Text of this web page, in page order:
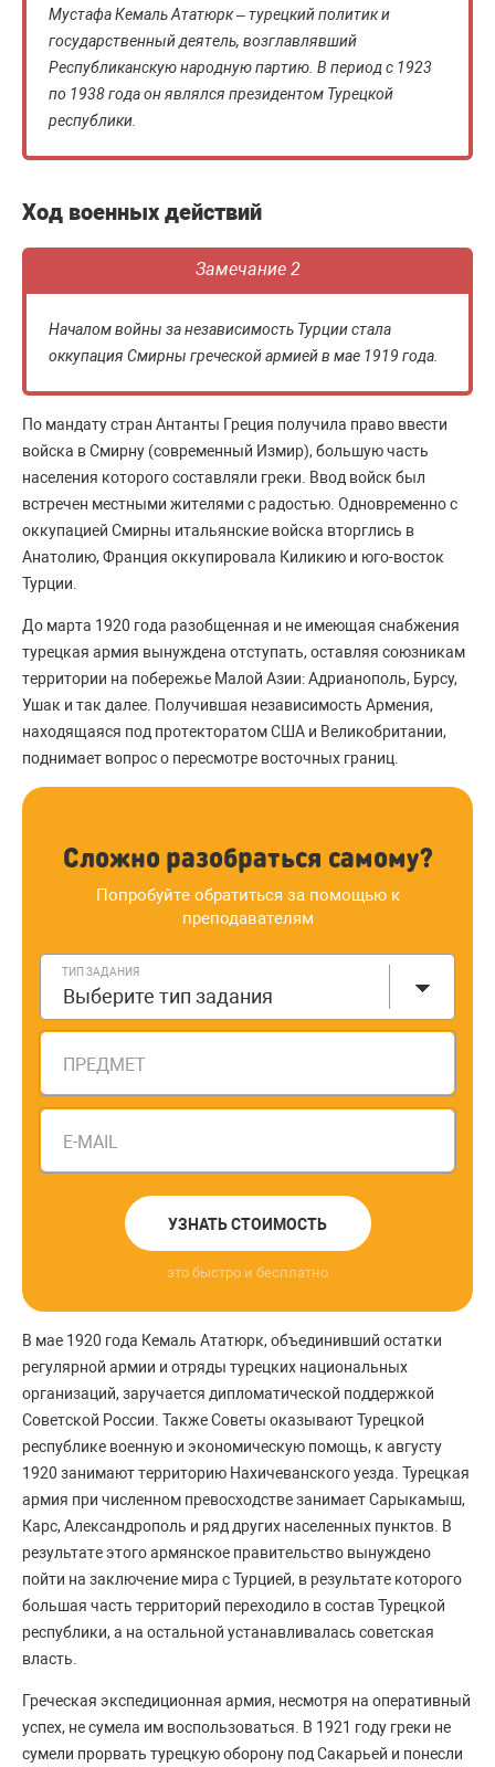
Мустафа Кемаль Ататюрк – турецкий политик и
государственный деятель, возглавлявший
Республиканскую народную партию. В период с 1923
по 1938 года он являлся президентом Турецкой
республики.
Ход военных действий
Замечание 2
Началом войны за независимость Турции стала
оккупация Смирны греческой армией в мае 1919 года.
По мандату стран Антанты Греция получила право ввести
войска в Смирну (современный Измир), большую часть
населения которого составляли греки. Ввод войск был
встречен местными жителями с радостью. Одновременно с
оккупацией Смирны итальянские войска вторглись в
Анатолию, Франция оккупировала Киликию и юго-восток
Турции.
До марта 1920 года разобщенная и не имеющая снабжения
турецкая армия вынуждена отступать, оставляя союзникам
территории на побережье Малой Азии: Адрианополь, Бурсу,
Ушак и так далее. Получившая независимость Армения,
находящаяся под протекторатом США и Великобритании,
поднимает вопрос о пересмотре восточных границ.
Сложно разобраться самому?
Попробуйте обратиться за помощью к
преподавателям
ТИП ЗАДАНИЯ
Выберите тип задания
ПРЕДМЕТ
E-MAIL
УЗНАТЬ СТОИМОСТЬ
это быстро и бесплатно
В мае 1920 года Кемаль Ататюрк, объединивший остатки
регулярной армии и отряды турецких национальных
организаций, заручается дипломатической поддержкой
Советской России. Также Советы оказывают Турецкой
республике военную и экономическую помощь, к августу
1920 занимают территорию Нахичеванского уезда. Турецкая
армия при численном превосходстве занимает Сарыкамыш,
Карс, Александрополь и ряд других населенных пунктов. В
результате этого армянское правительство вынуждено
пойти на заключение мира с Турцией, в результате которого
большая часть территорий переходило в состав Турецкой
республики, а на остальной устанавливалась советская
власть.
Греческая экспедиционная армия, несмотря на оперативный
успех, не сумела им воспользоваться. В 1921 году греки не
сумели прорвать турецкую оборону под Сакарьей и понесли